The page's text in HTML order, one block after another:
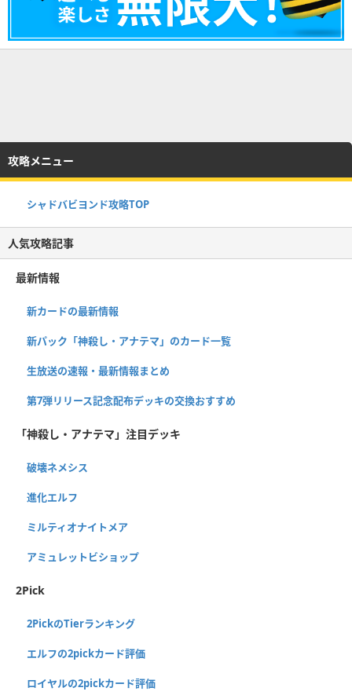
攻略メニュー
シャドバビヨンド攻略TOP
人気攻略記事
最新情報
新カードの最新情報
新パック「神殺し・アナテマ」のカード一覧
生放送の速報・最新情報まとめ
第7弾リリース記念配布デッキの交換おすすめ
「神殺し・アナテマ」注目デッキ
破壊ネメシス
進化エルフ
ミルティオナイトメア
アミュレットビショップ
2Pick
2PickのTierランキング
エルフの2pickカード評価
ロイヤルの2pickカード評価